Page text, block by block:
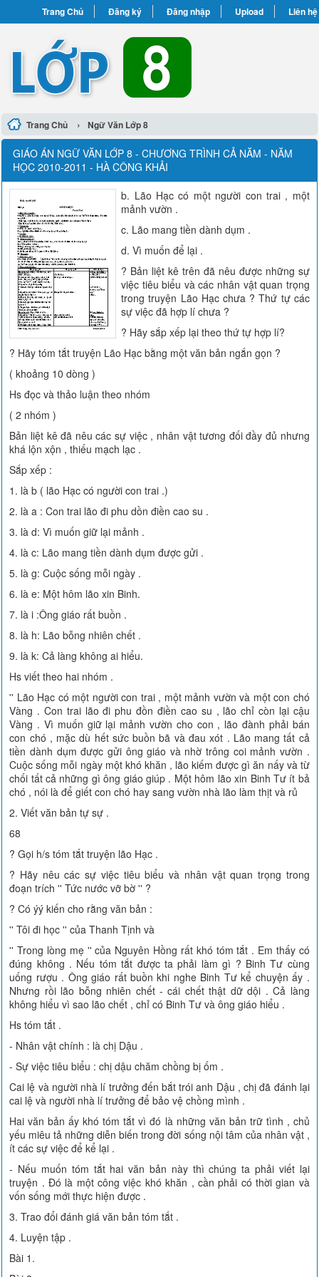
Trang Chủ Đăng ký Đăng nhập Upload Liên hệ
Trang Chủ › Ngữ Văn Lớp 8
GIÁO ÁN NGỮ VĂN LỚP 8 - CHƯƠNG TRÌNH CẢ NĂM - NĂM
HỌC 2010-2011 - HÀ CÔNG KHẢI
b. Lão Hạc có một người con trai , một
mảnh vườn .
c. Lão mang tiền dành dụm .
d. Vì muốn để lại .
? Bản liệt kê trên đã nêu được những sự
việc tiêu biểu và các nhân vật quan trọng
trong truyện Lão Hạc chưa ? Thứ tự các
sự việc đã hợp lí chưa ?
? Hãy sắp xếp lại theo thứ tự hợp lí?
? Hãy tóm tắt truyện Lão Hạc bằng một văn bản ngắn gọn ?
( khoảng 10 dòng )
Hs đọc và thảo luận theo nhóm
( 2 nhóm )
Bản liệt kê đã nêu các sự việc , nhân vật tương đối đầy đủ nhưng
khá lộn xộn , thiếu mạch lạc .
Sắp xếp :
1. là b ( lão Hạc có người con trai .)
2. là a : Con trai lão đi phu dồn điền cao su .
3. là d: Vì muốn giữ lại mảnh .
4. là c: Lão mang tiền dành dụm được gửi .
5. là g: Cuộc sống mỗi ngày .
6. là e: Một hôm lão xin Binh.
7. là i :Ông giáo rất buồn .
8. là h: Lão bỗng nhiên chết .
9. là k: Cả làng không ai hiểu.
Hs viết theo hai nhóm .
'' Lão Hạc có một người con trai , một mảnh vườn và một con chó
Vàng . Con trai lão đi phu đồn điền cao su , lão chỉ còn lại cậu
Vàng . Vì muốn giữ lại mảnh vườn cho con , lão đành phải bán
con chó , mặc dù hết sức buồn bã và đau xót . Lão mang tất cả
tiền dành dụm được gửi ông giáo và nhờ trông coi mảnh vườn .
Cuộc sống mỗi ngày một khó khăn , lão kiếm được gì ăn nấy và từ
chối tất cả những gì ông giáo giúp . Một hôm lão xin Binh Tư ít bả
chó , nói là để giết con chó hay sang vườn nhà lão làm thịt và rủ
2. Viết văn bản tự sự .
68
? Gọi h/s tóm tắt truyện lão Hạc .
? Hãy nêu các sự việc tiêu biểu và nhân vật quan trọng trong
đoạn trích '' Tức nước vỡ bờ '' ?
? Có ýý kiến cho rằng văn bản :
'' Tôi đi học '' của Thanh Tịnh và
'' Trong lòng mẹ '' của Nguyên Hồng rất khó tóm tắt . Em thấy có
đúng không . Nếu tóm tắt được ta phải làm gì ? Binh Tư cùng
uống rượu . Ông giáo rất buồn khi nghe Binh Tư kể chuyện ấy .
Nhưng rồi lão bỗng nhiên chết - cái chết thật dữ dội . Cả làng
không hiểu vì sao lão chết , chỉ có Binh Tư và ông giáo hiểu .
Hs tóm tắt .
- Nhân vật chính : là chị Dậu .
- Sự việc tiêu biểu : chị dậu chăm chồng bị ốm .
Cai lệ và người nhà lí trưởng đến bắt trói anh Dậu , chị đã đánh lại
cai lệ và người nhà lí trưởng để bảo vệ chồng mình .
Hai văn bản ấy khó tóm tắt vì đó là những văn bản trữ tình , chủ
yếu miêu tả những diễn biến trong đời sống nội tâm của nhân vật ,
ít các sự việc để kể lại .
- Nếu muốn tóm tắt hai văn bản này thì chúng ta phải viết lại
truyện . Đó là một công việc khó khăn , cần phải có thời gian và
vốn sống mới thực hiện được .
3. Trao đổi đánh giá văn bản tóm tắt .
4. Luyện tập .
Bài 1.